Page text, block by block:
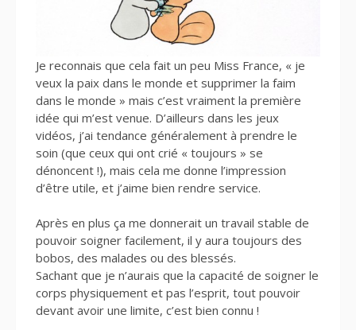
Je reconnais que cela fait un peu Miss France, « je
veux la paix dans le monde et supprimer la faim
dans le monde » mais c’est vraiment la première
idée qui m’est venue. D’ailleurs dans les jeux
vidéos, j’ai tendance généralement à prendre le
soin (que ceux qui ont crié « toujours » se
dénoncent !), mais cela me donne l’impression
d’être utile, et j’aime bien rendre service.
Après en plus ça me donnerait un travail stable de
pouvoir soigner facilement, il y aura toujours des
bobos, des malades ou des blessés.
Sachant que je n’aurais que la capacité de soigner le
corps physiquement et pas l’esprit, tout pouvoir
devant avoir une limite, c’est bien connu !